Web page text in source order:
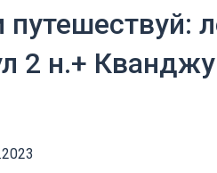
путешествуй:
2 н.+